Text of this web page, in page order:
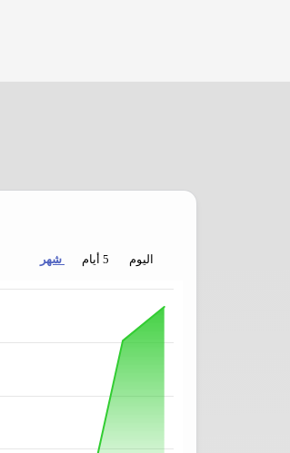
اليوم 5 أيام شهر
Chart
Chart with 32 data points.
to 2026-08-07 09:25:25.
ranges from 10806 to 11535.